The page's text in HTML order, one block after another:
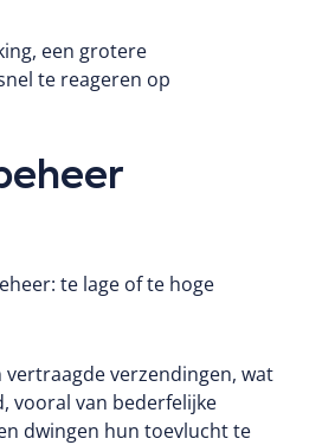
een grotere
te reageren op
te lage of te hoge
verzendingen, wat
vooral van bederfelijke
dwingen hun toevlucht te